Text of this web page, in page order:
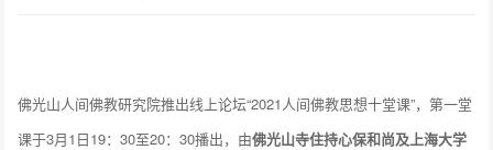
佛光山人间佛教研究院推出线上论坛“2021人间佛教思想十堂课”，第一堂
课于3月1日19：30至20：30播出，由佛光山寺住持心保和尚及上海大学